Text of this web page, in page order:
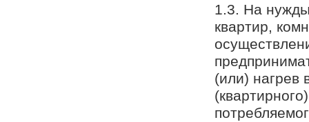
1.3. На
квартир,
(или) нагрев